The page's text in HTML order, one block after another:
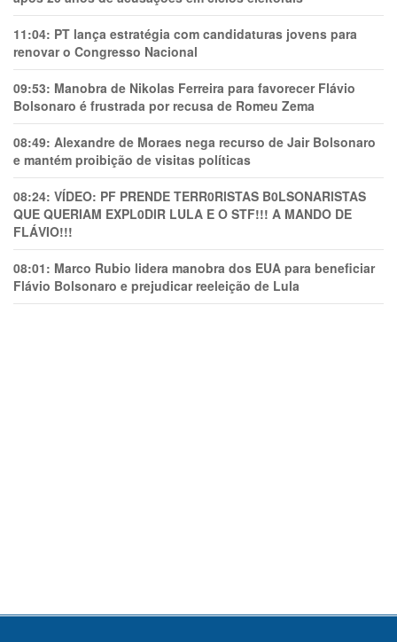
11:04: PT lança estratégia com candidaturas jovens para
renovar o Congresso Nacional
09:53: Manobra de Nikolas Ferreira para favorecer Flávio
Bolsonaro é frustrada por recusa de Romeu Zema
08:49: Alexandre de Moraes nega recurso de Jair Bolsonaro
e mantém proibição de visitas políticas
08:24: VÍDEO: PF PRENDE TERR0RlSTAS B0LSONARlSTAS
QUE QUERIAM EXPL0DlR LULA E O STF!!! A MANDO DE
FLÁVIO!!!
08:01: Marco Rubio lidera manobra dos EUA para beneficiar
Flávio Bolsonaro e prejudicar reeleição de Lula